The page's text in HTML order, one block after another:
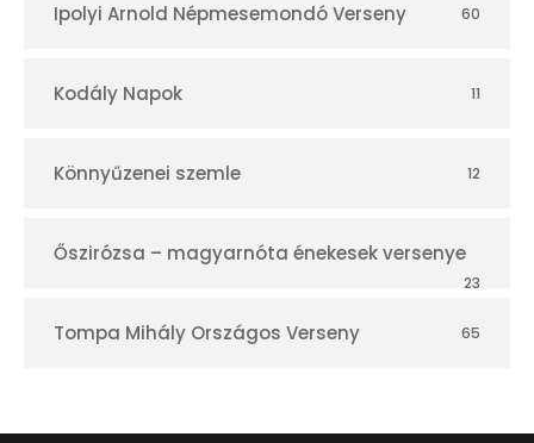
Ipolyi Arnold Népmesemondó Verseny 60
Kodály Napok 11
Könnyűzenei szemle 12
Őszirózsa – magyarnóta énekesek versenye
23
Tompa Mihály Országos Verseny 65